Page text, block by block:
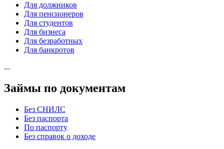
Для должников
Для пенсионеров
Для студентов
Для бизнеса
Для безработных
Для банкротов
...
Займы по документам
Без СНИЛС
Без паспорта
По паспорту
Без справок о доходе